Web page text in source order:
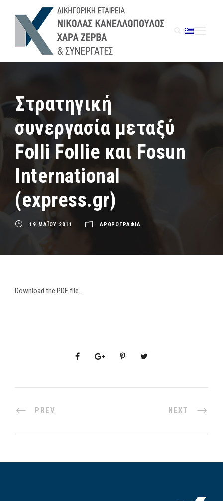
Στρατηγική
συνεργασία μεταξύ
Folli Follie και Fosun
International
(express.gr)
19 ΜΑΪΟΥ 2011 ΑΡΘΡΟΓΡΑΦΙΑ
Download the PDF file .
PREV NEXT